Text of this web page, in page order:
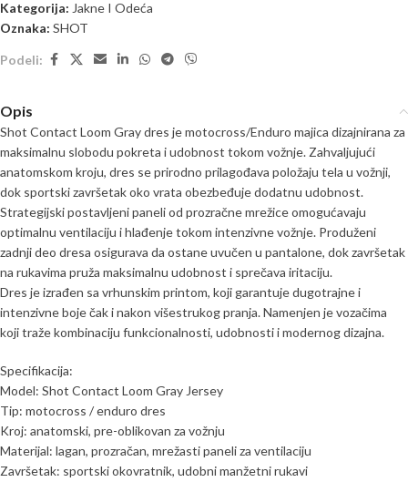
Kategorija: Jakne I Odeća
Oznaka: SHOT
Podeli:
Opis
Shot Contact Loom Gray dres je motocross/Enduro majica dizajnirana za
maksimalnu slobodu pokreta i udobnost tokom vožnje. Zahvaljujući
anatomskom kroju, dres se prirodno prilagođava položaju tela u vožnji,
dok sportski završetak oko vrata obezbeđuje dodatnu udobnost.
Strategijski postavljeni paneli od prozračne mrežice omogućavaju
optimalnu ventilaciju i hlađenje tokom intenzivne vožnje. Produženi
zadnji deo dresa osigurava da ostane uvučen u pantalone, dok završetak
na rukavima pruža maksimalnu udobnost i sprečava iritaciju.
Dres je izrađen sa vrhunskim printom, koji garantuje dugotrajne i
intenzivne boje čak i nakon višestrukog pranja. Namenjen je vozačima
koji traže kombinaciju funkcionalnosti, udobnosti i modernog dizajna.
Specifikacija:
Model: Shot Contact Loom Gray Jersey
Tip: motocross / enduro dres
Kroj: anatomski, pre-oblikovan za vožnju
Materijal: lagan, prozračan, mrežasti paneli za ventilaciju
Završetak: sportski okovratnik, udobni manžetni rukavi